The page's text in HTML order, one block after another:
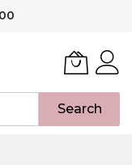
Search